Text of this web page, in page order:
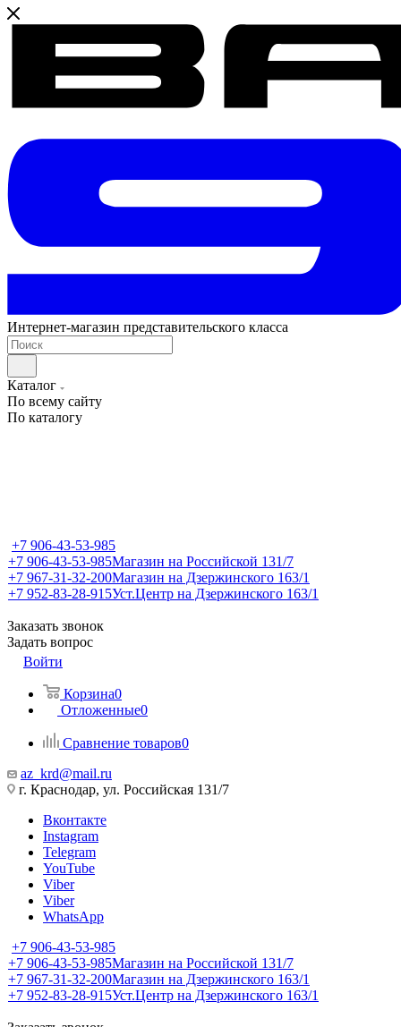
Интернет-магазин представительского класса
Каталог
По всему сайту
По каталогу
+7 906-43-53-985
+7 906-43-53-985Магазин на Российской 131/7
+7 967-31-32-200Магазин на Дзержинского 163/1
+7 952-83-28-915Уст.Центр на Дзержинского 163/1
Заказать звонок
Задать вопрос
Войти
Корзина0
Отложенные0
Сравнение товаров0
az_krd@mail.ru
г. Краснодар, ул. Российская 131/7
Вконтакте
Instagram
Telegram
YouTube
Viber
Viber
WhatsApp
+7 906-43-53-985
+7 906-43-53-985Магазин на Российской 131/7
+7 967-31-32-200Магазин на Дзержинского 163/1
+7 952-83-28-915Уст.Центр на Дзержинского 163/1